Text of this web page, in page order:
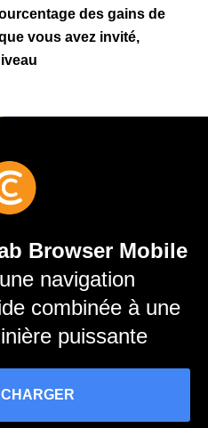
des gains de
vous avez invité,
Browser Mobile
navigation
combinée à une
puissante